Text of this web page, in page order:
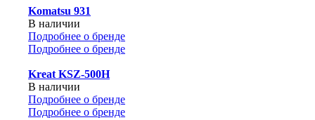
Komatsu 931
В наличии
Подробнее о бренде
Подробнее о бренде
Kreat KSZ-500H
В наличии
Подробнее о бренде
Подробнее о бренде